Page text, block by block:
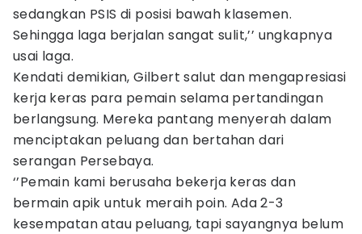
sedangkan PSIS di posisi bawah klasemen.
Sehingga laga berjalan sangat sulit,’’ ungkapnya
usai laga.
Kendati demikian, Gilbert salut dan mengapresiasi
kerja keras para pemain selama pertandingan
berlangsung. Mereka pantang menyerah dalam
menciptakan peluang dan bertahan dari
serangan Persebaya.
‘’Pemain kami berusaha bekerja keras dan
bermain apik untuk meraih poin. Ada 2-3
kesempatan atau peluang, tapi sayangnya belum